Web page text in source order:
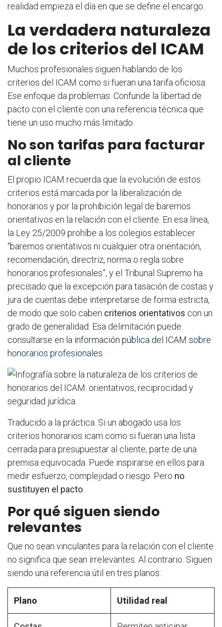
realidad empieza el día en que se define el encargo.
La verdadera naturaleza
de los criterios del ICAM
Muchos profesionales siguen hablando de los
criterios del ICAM como si fueran una tarifa oficiosa.
Ese enfoque da problemas. Confunde la libertad de
pacto con el cliente con una referencia técnica que
tiene un uso mucho más limitado.
No son tarifas para facturar
al cliente
El propio ICAM recuerda que la evolución de estos
criterios está marcada por la liberalización de
honorarios y por la prohibición legal de baremos
orientativos en la relación con el cliente. En esa línea,
la Ley 25/2009 prohíbe a los colegios establecer
“baremos orientativos ni cualquier otra orientación,
recomendación, directriz, norma o regla sobre
honorarios profesionales”, y el Tribunal Supremo ha
precisado que la excepción para tasación de costas y
jura de cuentas debe interpretarse de forma estricta,
de modo que solo caben criterios orientativos con un
grado de generalidad. Esa delimitación puede
consultarse en la información pública del ICAM sobre
honorarios profesionales
Traducido a la práctica. Si un abogado usa los
criterios honorarios icam como si fueran una lista
cerrada para presupuestar al cliente, parte de una
premisa equivocada. Puede inspirarse en ellos para
medir esfuerzo, complejidad o riesgo. Pero no
sustituyen el pacto
Por qué siguen siendo
relevantes
Que no sean vinculantes para la relación con el cliente
no significa que sean irrelevantes. Al contrario. Siguen
siendo una referencia útil en tres planos:
Plano Utilidad real